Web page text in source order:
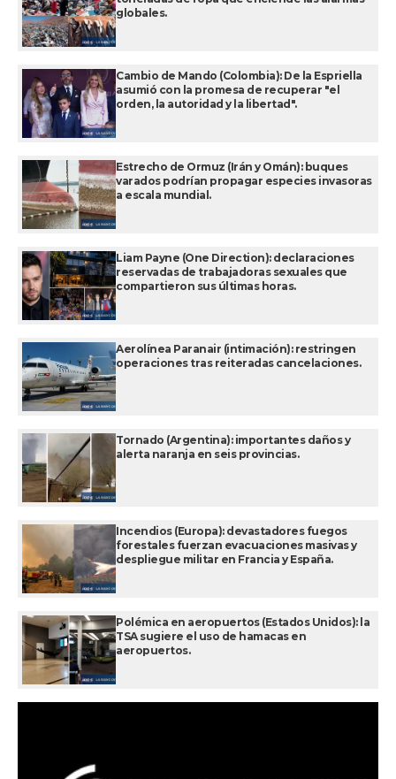
globales.
Cambio de Mando (Colombia): De la Espriella
asumió con la promesa de recuperar "el
orden, la autoridad y la libertad".
Estrecho de Ormuz (Irán y Omán): buques
varados podrían propagar especies invasoras
a escala mundial.
Liam Payne (One Direction): declaraciones
reservadas de trabajadoras sexuales que
compartieron sus últimas horas.
Aerolínea Paranair (intimación): restringen
operaciones tras reiteradas cancelaciones.
Tornado (Argentina): importantes daños y
alerta naranja en seis provincias.
Incendios (Europa): devastadores fuegos
forestales fuerzan evacuaciones masivas y
despliegue militar en Francia y España.
Polémica en aeropuertos (Estados Unidos): la
TSA sugiere el uso de hamacas en
aeropuertos.